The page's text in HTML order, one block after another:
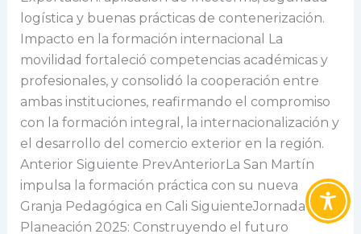
logística y buenas prácticas de contenerización.
Impacto en la formación internacional La
movilidad fortaleció competencias académicas y
profesionales, y consolidó la cooperación entre
ambas instituciones, reafirmando el compromiso
con la formación integral, la internacionalización y
el desarrollo del comercio exterior en la región.
Anterior Siguiente PrevAnteriorLa San Martín
impulsa la formación práctica con su nueva
Granja Pedagógica en Cali SiguienteJornada de
Planeación 2025: Construyendo el futuro